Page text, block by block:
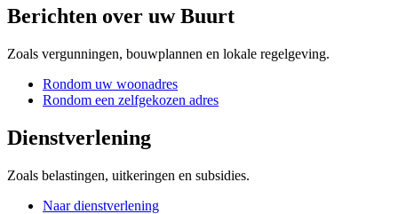
Berichten over uw Buurt
Zoals vergunningen, bouwplannen en lokale regelgeving.
Rondom uw woonadres
Rondom een zelfgekozen adres
Dienstverlening
Zoals belastingen, uitkeringen en subsidies.
Naar dienstverlening